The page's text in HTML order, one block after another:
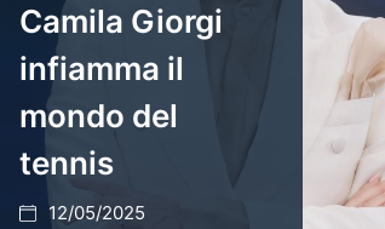
Camila Giorgi
infiamma il
mondo del
tennis
12/05/2025